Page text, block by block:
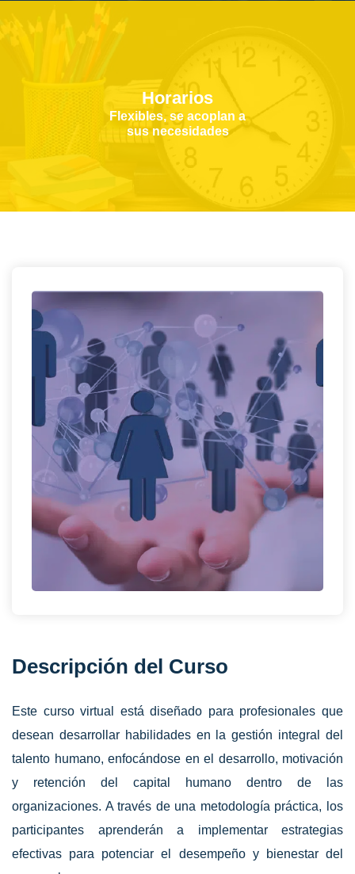
Horarios
Flexibles, se acoplan a
sus necesidades
Descripción del Curso
Este curso virtual está diseñado para profesionales que
desean desarrollar habilidades en la gestión integral del
talento humano, enfocándose en el desarrollo, motivación
y retención del capital humano dentro de las
organizaciones. A través de una metodología práctica, los
participantes aprenderán a implementar estrategias
efectivas para potenciar el desempeño y bienestar del